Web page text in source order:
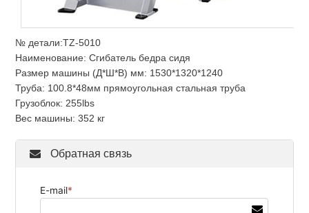
№ детали:TZ-5010
Наименование: Сгибатель бедра сидя
Размер машины (Д*Ш*В) мм: 1530*1320*1240
Труба: 100.8*48мм прямоугольная стальная труба
Грузоблок: 255lbs
Вес машины: 352 кг
Обратная связь